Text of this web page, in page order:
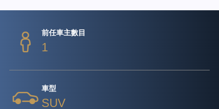
前任車主數目
1
車型
SUV